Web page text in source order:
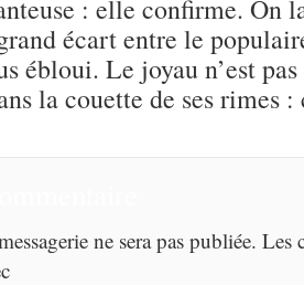
: elle confirme. On
écart entre le
ébloui. Le joyau n’est
la couette de ses rimes
ne sera pas publiée.